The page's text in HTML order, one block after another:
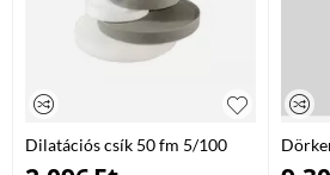
Dilatációs csík 50 fm 5/100
P100